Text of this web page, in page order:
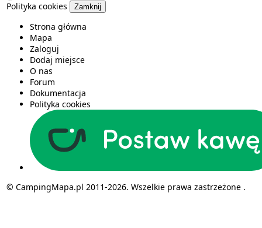
Polityka cookies
Zamknij
Strona główna
Mapa
Zaloguj
Dodaj miejsce
O nas
Forum
Dokumentacja
Polityka cookies
© CampingMapa.pl 2011-2026. Wszelkie prawa zastrzeżone .